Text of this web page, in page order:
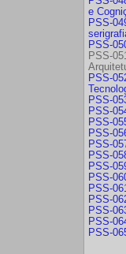
e
PSS-
PSS-
PSS-
PSS-
PSS-
PSS-
PSS-
PSS-
PSS-
PSS-
PSS-
PSS-
PSS-
PSS-
PSS-
PSS-
PSS-